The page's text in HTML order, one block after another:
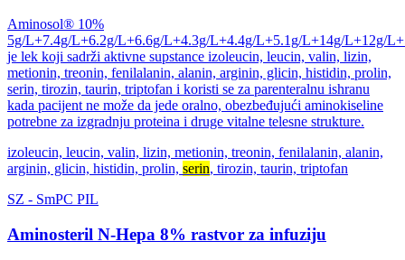
Aminosol® 10%
5g/L+7.4g/L+6.2g/L+6.6g/L+4.3g/L+4.4g/L+5.1g/L+14g/L+12g/
je lek koji sadrži aktivne supstance izoleucin, leucin, valin, lizin,
metionin, treonin, fenilalanin, alanin, arginin, glicin, histidin, prolin,
serin, tirozin, taurin, triptofan i koristi se za parenteralnu ishranu
kada pacijent ne može da jede oralno, obezbeđujući aminokiseline
potrebne za izgradnju proteina i druge vitalne telesne strukture.
izoleucin, leucin, valin, lizin, metionin, treonin, fenilalanin, alanin,
arginin, glicin, histidin, prolin, serin, tirozin, taurin, triptofan
SZ - SmPC PIL
Aminosteril N-Hepa 8% rastvor za infuziju